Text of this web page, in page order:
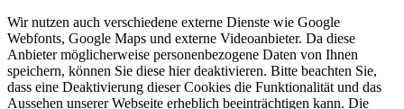
Wir nutzen auch verschiedene externe Dienste wie Google
Webfonts, Google Maps und externe Videoanbieter. Da diese
Anbieter möglicherweise personenbezogene Daten von Ihnen
speichern, können Sie diese hier deaktivieren. Bitte beachten Sie,
dass eine Deaktivierung dieser Cookies die Funktionalität und das
Aussehen unserer Webseite erheblich beeinträchtigen kann. Die